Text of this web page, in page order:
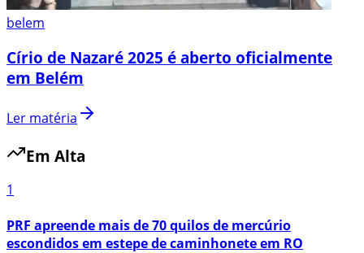
belem
Círio de Nazaré 2025 é aberto oficialmente
em Belém
Ler matéria
Em Alta
1
PRF apreende mais de 70 quilos de mercúrio
escondidos em estepe de caminhonete em RO